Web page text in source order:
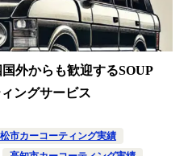
外からも歓迎するSOUP
ングサービス
市カーコーティング実績